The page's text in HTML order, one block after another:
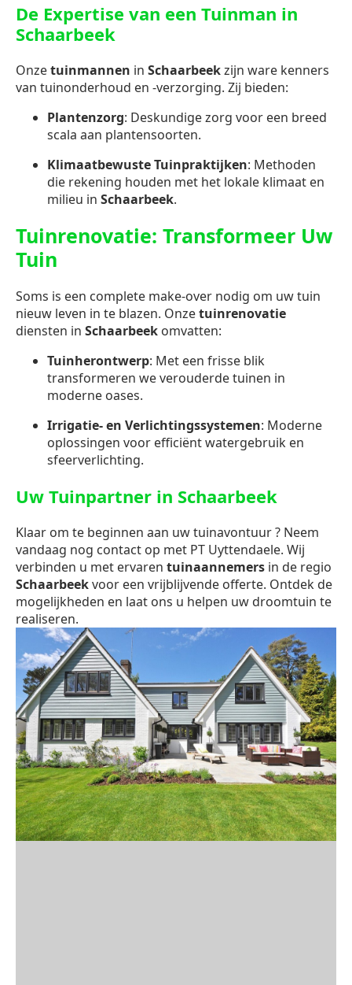
De Expertise van een Tuinman in
Schaarbeek
Onzetuinmannen in Schaarbeekzijn ware kenners
van tuinonderhoud en -verzorging. Zij bieden:
Plantenzorg: Deskundige zorg voor een breed
scala aan plantensoorten.
Klimaatbewuste Tuinpraktijken: Methoden
die rekening houden met het lokale klimaat en
milieu in Schaarbeek.
Tuinrenovatie: Transformeer Uw
Tuin
Soms is een complete make-over nodig om uw tuin
nieuw leven in te blazen. Onzetuinrenovatie
diensten in Schaarbeek omvatten:
Tuinherontwerp: Met een frisse blik
transformeren we verouderde tuinen in
moderne oases.
Irrigatie- en Verlichtingssystemen: Moderne
oplossingen voor efficiënt watergebruik en
sfeerverlichting.
Uw Tuinpartner in Schaarbeek
Klaar om te beginnen aan uw tuinavontuur ? Neem
vandaag nog contact op met PT Uyttendaele. Wij
verbinden u met ervaren tuinaannemers in de regio
Schaarbeekvoor een vrijblijvende offerte. Ontdek de
mogelijkheden en laat ons u helpen uw droomtuin te
realiseren.